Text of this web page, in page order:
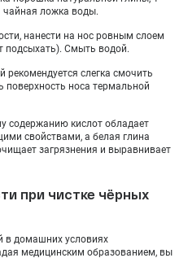
чайная ложка воды.
нанести на нос ровным слоем
подсыхать). Смыть водой.
рекомендуется слегка смочить
поверхность носа термальной
содержанию кислот обладает
свойствами, а белая глина
загрязнения и выравнивает
при чистке чёрных
в домашних условиях
медицинским образованием, вы